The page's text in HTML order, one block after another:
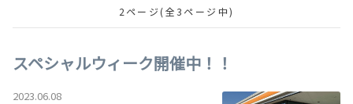
2ページ(全3ページ中)
スペシャルウィーク開催中！！
2023.06.08